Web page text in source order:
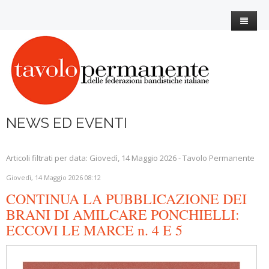
NEWS ED EVENTI
Articoli filtrati per data: Giovedì, 14 Maggio 2026 - Tavolo Permanente
Giovedì, 14 Maggio 2026 08:12
CONTINUA LA PUBBLICAZIONE DEI
BRANI DI AMILCARE PONCHIELLI:
ECCOVI LE MARCE n. 4 E 5
Home
L'Associazione
Statuto
Organigramma
Contatti
Iscrizione
I nostri esperti
News
COVID19
Note Bandistiche
Il martedì della banda
Banda Story
CEM
Utilità
Giornate di classificazione
Le Bande classificate
Siti di interesse Bandistico
AMM.TRASPARENTE